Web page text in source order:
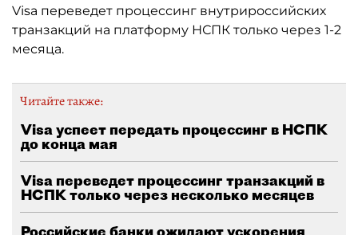
Visa переведет процессинг внутрироссийских
транзакций на платформу НСПК только через 1-2
месяца.
Читайте также:
Visa успеет передать процессинг в НСПК
до конца мая
Visa переведет процессинг транзакций в
НСПК только через несколько месяцев